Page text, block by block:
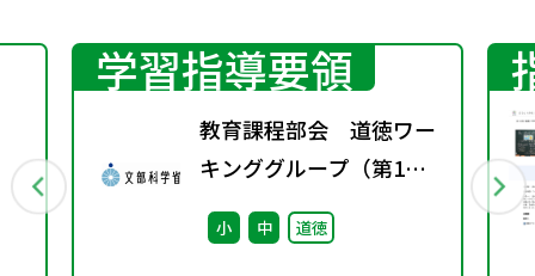
学習指導要領
教育課程部会 道徳ワー
キンググループ（第1
回） 配付資料
小 中 道徳